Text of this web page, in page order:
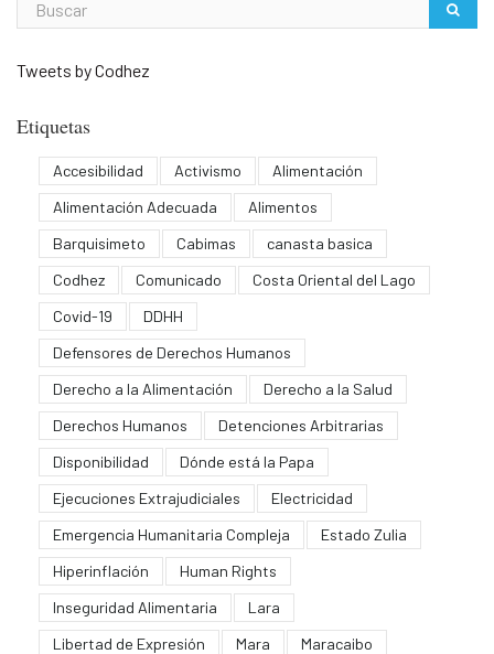
Tweets by Codhez
Etiquetas
Accesibilidad Activismo
Alimentación
Alimentación Adecuada
Alimentos
Barquisimeto
Cabimas
canasta basica
Codhez
Comunicado
Costa Oriental del Lago
Covid-19
DDHH
Defensores de Derechos Humanos
Derecho a la Alimentación
Derecho a la Salud
Derechos Humanos
Detenciones Arbitrarias
Disponibilidad
Dónde está la Papa
Ejecuciones Extrajudiciales
Electricidad
Emergencia Humanitaria Compleja
Estado Zulia
Hiperinflación
Human Rights
Inseguridad Alimentaria
Lara
Libertad de Expresión
Mara
Maracaibo